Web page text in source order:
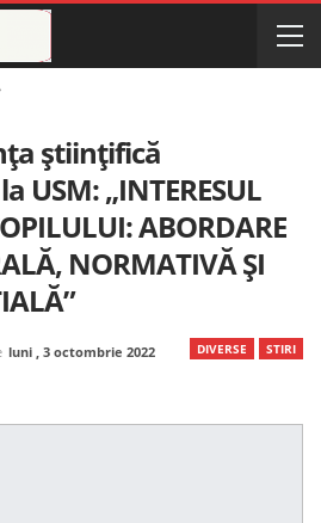
științifică
„INTERESUL
ABORDARE
NORMATIVĂ ȘI
DIVERSE STIRI
luni , 3 octombrie 2022